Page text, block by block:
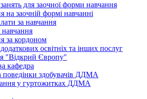
для заочної форми навчання
на заочній формі навчанні
за навчання
за кордоном
освітніх та інших послуг
"Відкрий Європу"
кафедра
поведінки здобувачів ДДМА
у гуртожитках ДДМА